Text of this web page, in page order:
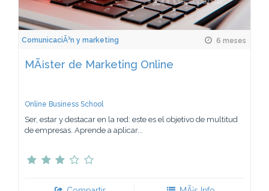
ComunicaciÃ³n y marketing 6 meses
MÃ¡ster de Marketing Online
Online Business School
Ser, estar y destacar en la red: este es el objetivo de multitud
de empresas. Aprende a aplicar...